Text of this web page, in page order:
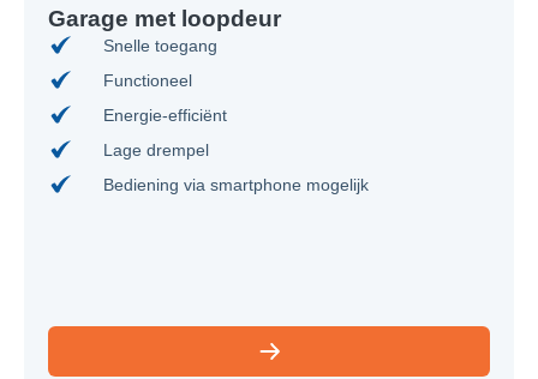
Garage met loopdeur
Snelle toegang
Functioneel
Energie-efficiënt
Lage drempel
Bediening via smartphone mogelijk